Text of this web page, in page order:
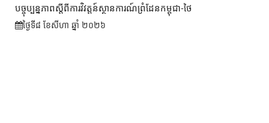
បច្ចុប្បន្នភាពស្ដីពីការវិវត្តន៍ស្ថានការណ៍ព្រំដែនកម្ពុជា-ថៃ
ថ្ងៃទី៨ ខែ​សីហា ឆ្នាំ ២០២៦